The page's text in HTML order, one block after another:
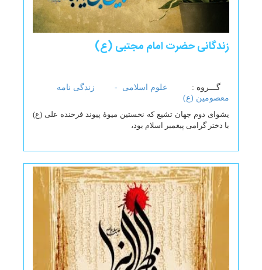
زندگانی حضرت امام مجتبی (ع)
گـــروه : علوم اسلامی -
زندگی نامه
معصومین (ع)
یشوای دوم جهان تشیع که نخستین میوۀ پیوند فرخنده علی (ع)
با دختر گرامی پیغمبر اسلام بود،